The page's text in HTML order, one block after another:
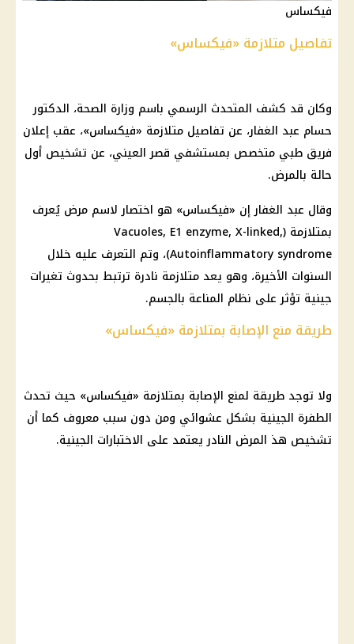
فيكساس
تفاصيل متلازمة «فيكساس»
وكان قد كشف المتحدث الرسمي باسم وزارة الصحة، الدكتور
حسام عبد الغفار، عن تفاصيل متلازمة «فيكساس»، عقب إعلان
فريق طبي متخصص بمستشفي قصر العيني، عن تشخيص أول
حالة بالمرض.
وقال عبد الغفار إن «فيكساس» هو اختصار لاسم مرض يُعرف
بمتلازمة (Vacuoles, E1 enzyme, X-linked,
Autoinflammatory syndrome)، وتم التعرف عليه خلال
السنوات الأخيرة، وهو يعد متلازمة نادرة ترتبط بحدوث تغيرات
جينية تؤثر على نظام المناعة بالجسم.
طريقة منع الإصابة بمتلازمة «فيكساس»
ولا توجد طريقة لمنع الإصابة بمتلازمة «فيكساس» حيث تحدث
الطفرة الجينية بشكل عشوائي ومن دون سبب معروف كما أن
تشخيص هذ المرض النادر يعتمد على الاختبارات الجينية.